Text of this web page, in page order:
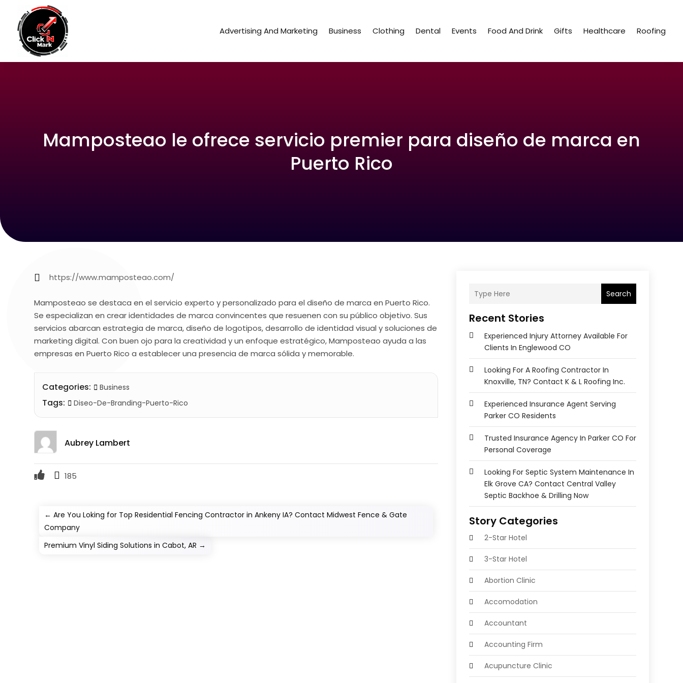
Advertising And Marketing Business Clothing Dental Events Food And Drink Gifts Healthcare Roofing
Mamposteao le ofrece servicio premier para diseño de marca en
Puerto Rico
https://www.mamposteao.com/
Mamposteao se destaca en el servicio experto y personalizado para el diseño de marca en Puerto Rico.
Se especializan en crear identidades de marca convincentes que resuenen con su público objetivo. Sus
servicios abarcan estrategia de marca, diseño de logotipos, desarrollo de identidad visual y soluciones de
marketing digital. Con buen ojo para la creatividad y un enfoque estratégico, Mamposteao ayuda a las
empresas en Puerto Rico a establecer una presencia de marca sólida y memorable.
Categories: Business
Tags: Diseo-De-Branding-Puerto-Rico
Aubrey Lambert
185
←Are You Loking for Top Residential Fencing Contractor in Ankeny IA? Contact Midwest Fence & Gate
Company
Premium Vinyl Siding Solutions in Cabot, AR →
Search
Recent Stories
Experienced Injury Attorney Available For
Clients In Englewood CO
Looking For A Roofing Contractor In
Knoxville, TN? Contact K & L Roofing Inc.
Experienced Insurance Agent Serving
Parker CO Residents
Trusted Insurance Agency In Parker CO For
Personal Coverage
Looking For Septic System Maintenance In
Elk Grove CA? Contact Central Valley
Septic Backhoe & Drilling Now
Story Categories
2-Star Hotel
3-Star Hotel
Abortion Clinic
Accomodation
Accountant
Accounting Firm
Acupuncture Clinic